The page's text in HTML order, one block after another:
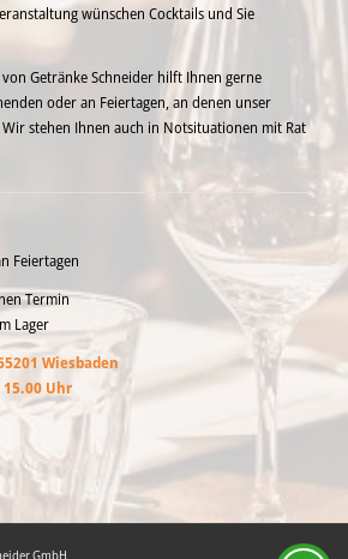
wünschen Cocktails und Sie
von Getränke Schneider hilft Ihnen gerne
oder an Feiertagen, an denen unser
stehen Ihnen auch in Notsituationen mit Rat
Feiertagen
Termin
Lager
Wiesbaden
Uhr
GmbH